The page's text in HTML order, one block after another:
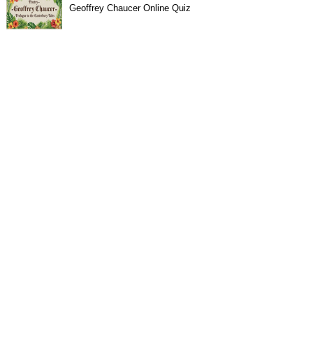
Geoffrey Chaucer Online Quiz